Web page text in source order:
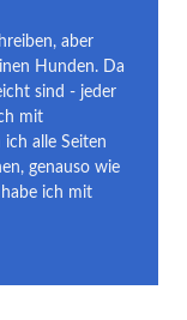
aber
Hunden. Da
sind - jeder
mit
alle Seiten
genauso wie
ich mit